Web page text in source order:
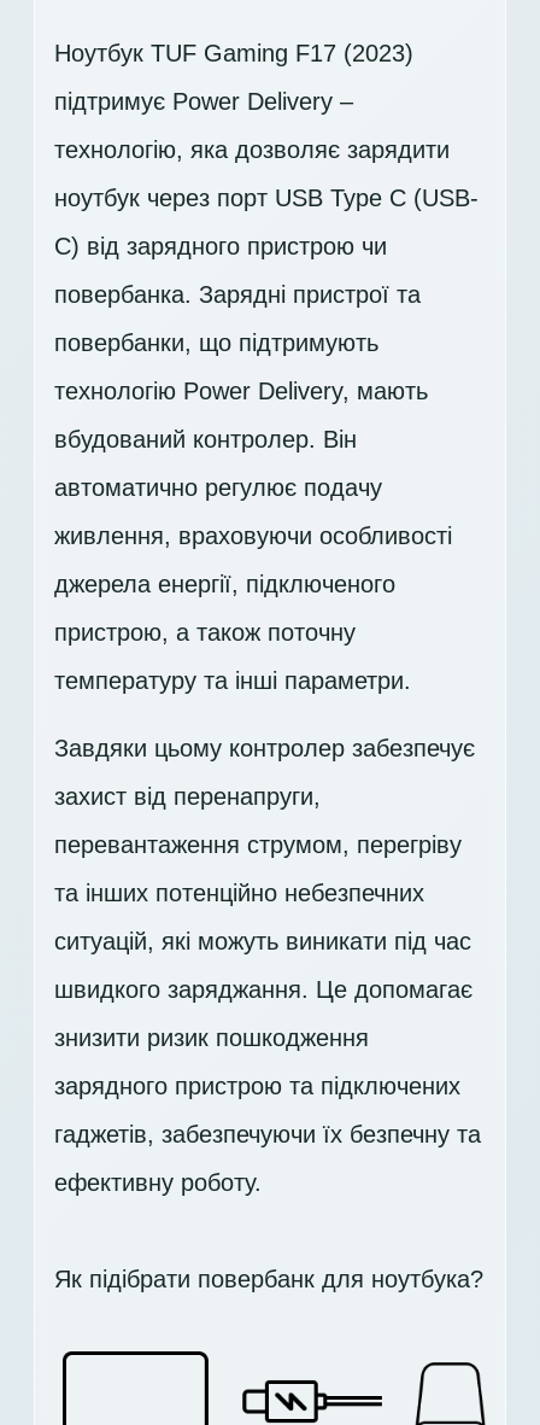
Ноутбук TUF Gaming F17 (2023)
підтримує Power Delivery –
технологію, яка дозволяє зарядити
ноутбук через порт USB Type C (USB-
C) від зарядного пристрою чи
повербанка. Зарядні пристрої та
повербанки, що підтримують
технологію Power Delivery, мають
вбудований контролер. Він
автоматично регулює подачу
живлення, враховуючи особливості
джерела енергії, підключеного
пристрою, а також поточну
температуру та інші параметри.
Завдяки цьому контролер забезпечує
захист від перенапруги,
перевантаження струмом, перегріву
та інших потенційно небезпечних
ситуацій, які можуть виникати під час
швидкого заряджання. Це допомагає
знизити ризик пошкодження
зарядного пристрою та підключених
гаджетів, забезпечуючи їх безпечну та
ефективну роботу.
Як підібрати повербанк для ноутбука?